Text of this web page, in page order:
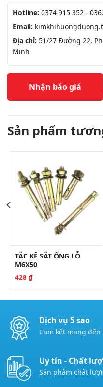
Hotline: 0374 915 352 -
Email:
Địa chỉ: 51/27 Đường 22,
Minh
Nhận báo giá
Sản phẩm
TẮC KÊ SẮT ỐNG LỖ
M6X50
428 ₫
Dịch vụ 5 sao
Cam kết mang
Uy tín - Chất
Sản phẩm chất